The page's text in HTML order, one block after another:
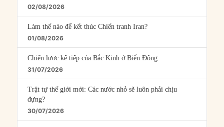
02/08/2026
Làm thế nào để kết thúc Chiến tranh Iran?
01/08/2026
Chiến lược kế tiếp của Bắc Kinh ở Biển Đông
31/07/2026
Trật tự thế giới mới: Các nước nhỏ sẽ luôn phải chịu
đựng?
30/07/2026